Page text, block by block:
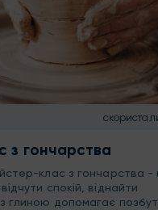
з гончарства
клас з гончарства -
спокій, віднайти
глиною допомагає